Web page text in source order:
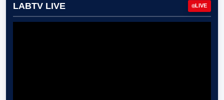
LABTV LIVE LIVE